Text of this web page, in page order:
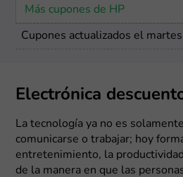
Más cupones de HP
Cupones actualizados el
Electrónica
La tecnología ya no es
comunicarse o trabajar; hoy
entretenimiento, la
de la manera en que las